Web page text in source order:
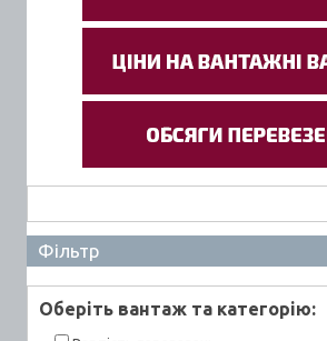
Фільтр
Оберiть вантаж та категорiю: